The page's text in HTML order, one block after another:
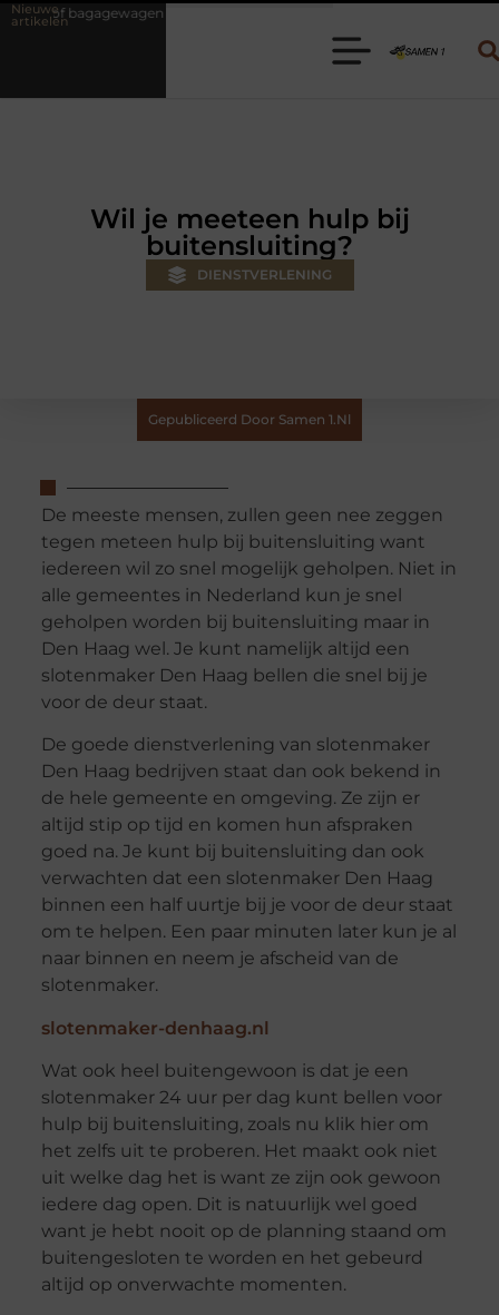
Nieuwe
artikelen
huren? Kies de juiste aanhanger voor jouw klus
Wil je meeteen hulp bij
buitensluiting?
DIENSTVERLENING
Gepubliceerd Door Samen 1.nl
De meeste mensen, zullen geen nee zeggen
tegen meteen hulp bij buitensluiting want
iedereen wil zo snel mogelijk geholpen. Niet in
alle gemeentes in Nederland kun je snel
geholpen worden bij buitensluiting maar in
Den Haag wel. Je kunt namelijk altijd een
slotenmaker Den Haag bellen die snel bij je
voor de deur staat.
De goede dienstverlening van slotenmaker
Den Haag bedrijven staat dan ook bekend in
de hele gemeente en omgeving. Ze zijn er
altijd stip op tijd en komen hun afspraken
goed na. Je kunt bij buitensluiting dan ook
verwachten dat een slotenmaker Den Haag
binnen een half uurtje bij je voor de deur staat
om te helpen. Een paar minuten later kun je al
naar binnen en neem je afscheid van de
slotenmaker.
slotenmaker-denhaag.nl
Wat ook heel buitengewoon is dat je een
slotenmaker 24 uur per dag kunt bellen voor
hulp bij buitensluiting, zoals nu klik hier om
het zelfs uit te proberen. Het maakt ook niet
uit welke dag het is want ze zijn ook gewoon
iedere dag open. Dit is natuurlijk wel goed
want je hebt nooit op de planning staand om
buitengesloten te worden en het gebeurd
altijd op onverwachte momenten.